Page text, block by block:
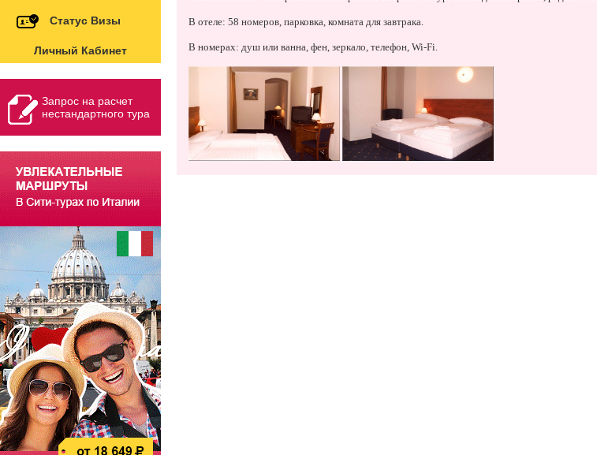
Статус Визы
Личный Кабинет
Запрос на расчет
нестандартного тура
В отеле: 58 номеров, парковка, комната для завтрака.
В номерах: душ или ванна, фен, зеркало, телефон, Wi-Fi.